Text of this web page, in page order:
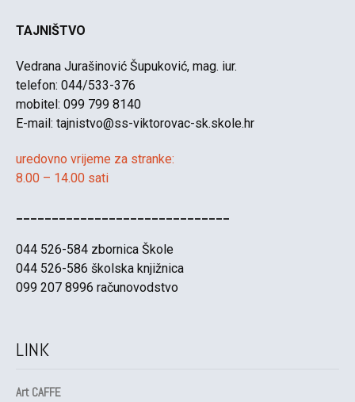
TAJNIŠTVO
Vedrana Jurašinović Šupuković, mag. iur.
telefon: 044/533-376
mobitel: 099 799 8140
E-mail: tajnistvo@ss-viktorovac-sk.skole.hr
uredovno vrijeme za stranke:
8.00 – 14.00 sati
044 526-584 zbornica Škole
044 526-586 školska knjižnica
099 207 8996 računovodstvo
LINK
Art CAFFE